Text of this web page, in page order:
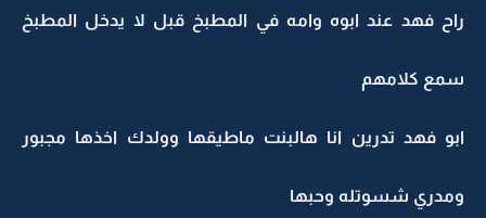
راح فهد عند ابوه وامه في المطبخ قبل لا يدخل المطبخ
سمع كلامهم
ابو فهد تدرين انا هالبنت ماطيقها وولدك اخذها مجبور
ومدري شسوتله وحبها